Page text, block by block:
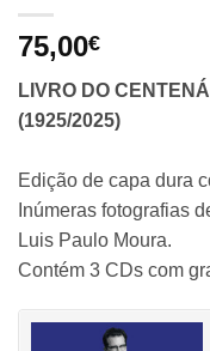
75,00€
LIVRO DO
(1925/2025)
Edição de capa dura
Inúmeras fotografias
Luis Paulo Moura.
Contém 3 CDs com